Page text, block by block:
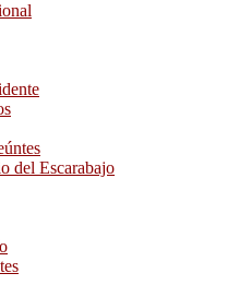
del Escarabajo